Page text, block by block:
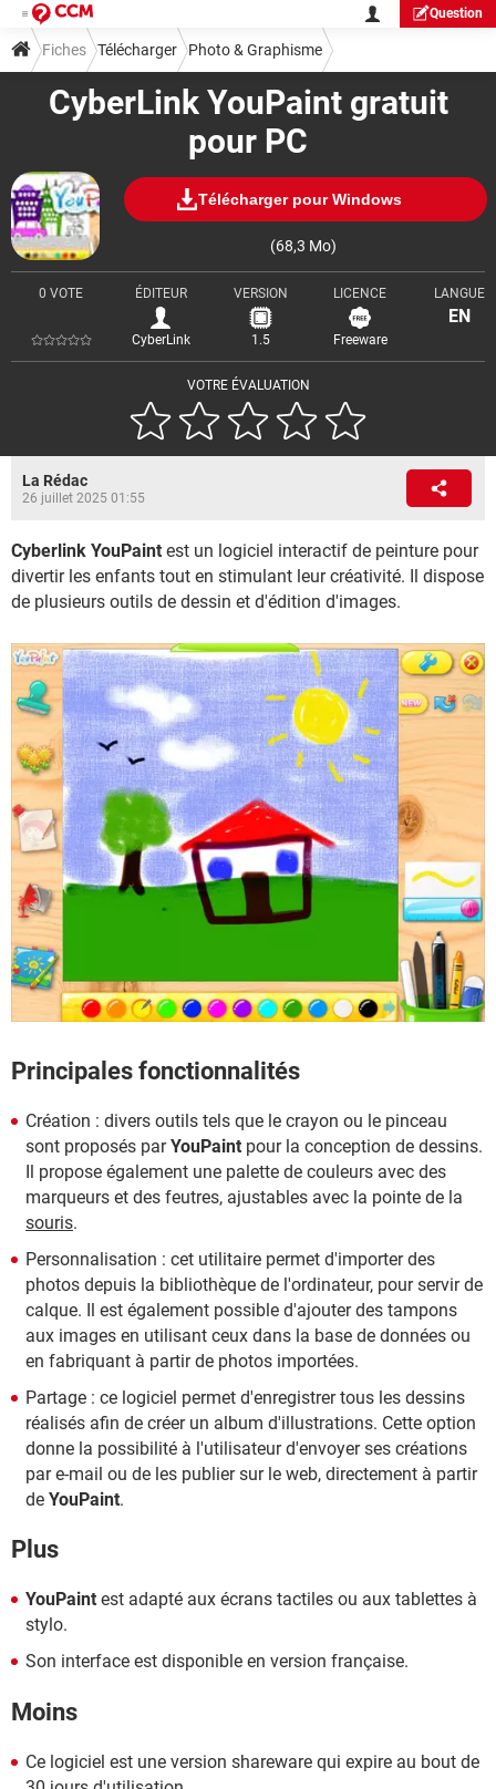
Question
CyberLink YouPaint gratuit
pour PC
Télécharger pour Windows
(68,3 Mo)
VOTRE ÉVALUATION
0 VOTE ÉDITEUR
CyberLink
VERSION
1.5
LICENCE
Freeware
LANGUE
EN
Fiches Télécharger Photo & Graphisme
La Rédac
26 juillet 2025 01:55
Cyberlink YouPaint est un logiciel interactif de peinture pour
divertir les enfants tout en stimulant leur créativité. Il dispose
de plusieurs outils de dessin et d'édition d'images.
Principales fonctionnalités
Création : divers outils tels que le crayon ou le pinceau
sont proposés parYouPaint pour la conception de dessins.
Il propose également une palette de couleurs avec des
marqueurs et des feutres, ajustables avec la pointe de la
souris.
Personnalisation : cet utilitaire permet d'importer des
photos depuis la bibliothèque de l'ordinateur, pour servir de
calque. Il est également possible d'ajouter des tampons
aux images en utilisant ceux dans la base de données ou
en fabriquant à partir de photos importées.
Partage : ce logiciel permet d'enregistrer tous les dessins
réalisés afin de créer un album d'illustrations. Cette option
donne la possibilité à l'utilisateur d'envoyer ses créations
par e-mail ou de les publier sur le web, directement à partir
de YouPaint.
Plus
YouPaint est adapté aux écrans tactiles ou aux tablettes à
stylo.
Son interface est disponible en version française.
Moins
Ce logiciel est une version shareware qui expire au bout de